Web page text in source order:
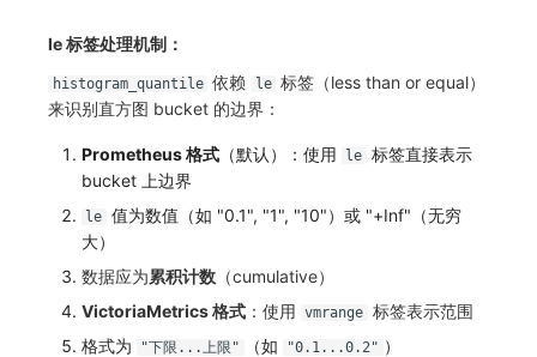
le 标签处理机制：
histogram_quantile 依赖 le 标签（less than or equal）
来识别直方图 bucket 的边界：
Prometheus 格式（默认）：使用 le 标签直接表示
bucket 上边界
le 值为数值（如 "0.1", "1", "10"）或 "+Inf"（无穷
大）
数据应为累积计数（cumulative）
VictoriaMetrics 格式：使用 vmrange 标签表示范围
格式为
"下限...上限" （如 "0.1...0.2" ）